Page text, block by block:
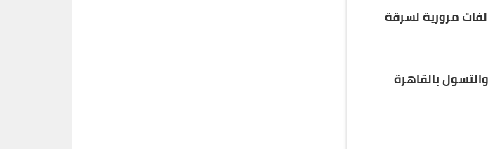
مرورية لسرقة